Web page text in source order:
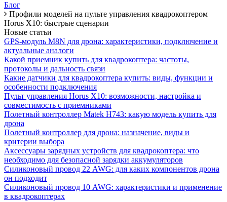
Блог
Профили моделей на пульте управления квадрокоптером
Horus X10: быстрые сценарии
Новые статьи
GPS-модуль M8N для дрона: характеристики, подключение и
актуальные аналоги
Какой приемник купить для квадрокоптера: частоты,
протоколы и дальность связи
Какие датчики для квадрокоптера купить: виды, функции и
особенности подключения
Пульт управления Horus X10: возможности, настройка и
совместимость с приемниками
Полетный контроллер Matek H743: какую модель купить для
дрона
Полетный контроллер для дрона: назначение, виды и
критерии выбора
Аксессуары зарядных устройств для квадрокоптера: что
необходимо для безопасной зарядки аккумуляторов
Силиконовый провод 22 AWG: для каких компонентов дрона
он подходит
Силиконовый провод 10 AWG: характеристики и применение
в квадрокоптерах